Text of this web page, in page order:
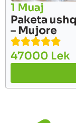
1 Muaj
Paketa
– Mujore
47000 Lek